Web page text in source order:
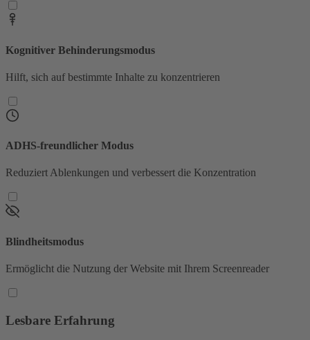
Kognitiver Behinderungsmodus
Hilft, sich auf bestimmte Inhalte zu konzentrieren
ADHS-freundlicher Modus
Reduziert Ablenkungen und verbessert die Konzentration
Blindheitsmodus
Ermöglicht die Nutzung der Website mit Ihrem Screenreader
Lesbare Erfahrung